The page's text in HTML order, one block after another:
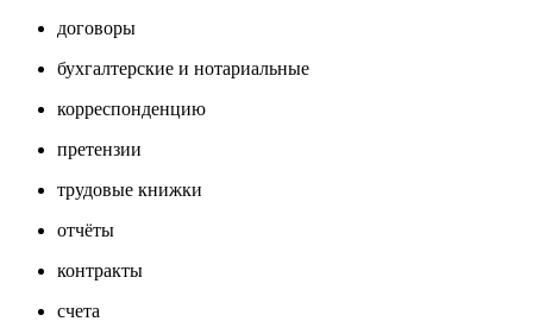
договоры
бухгалтерские и нотариальные
корреспонденцию
претензии
трудовые книжки
отчёты
контракты
счета